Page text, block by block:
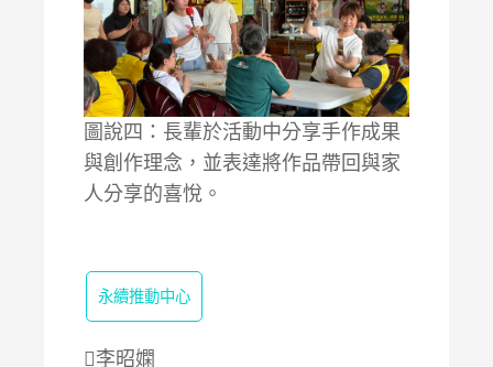
圖說四：長輩於活動中分享手作成果
與創作理念，並表達將作品帶回與家
人分享的喜悅。
永續推動中心
李昭嫻